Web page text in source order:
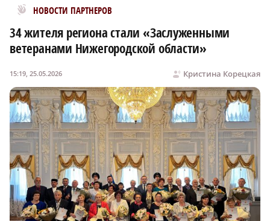
НОВОСТИ ПАРТНЕРОВ
Новости МирТесен
34 жителя региона стали «Заслуженными
ветеранами Нижегородской области»
Кристина Корецкая
15:19, 25.05.2026